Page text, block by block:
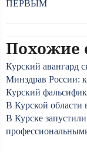
ПЕРВЫМ
Похожие
Курский авангард
Минздрав России:
Курский
В Курской области
В Курске